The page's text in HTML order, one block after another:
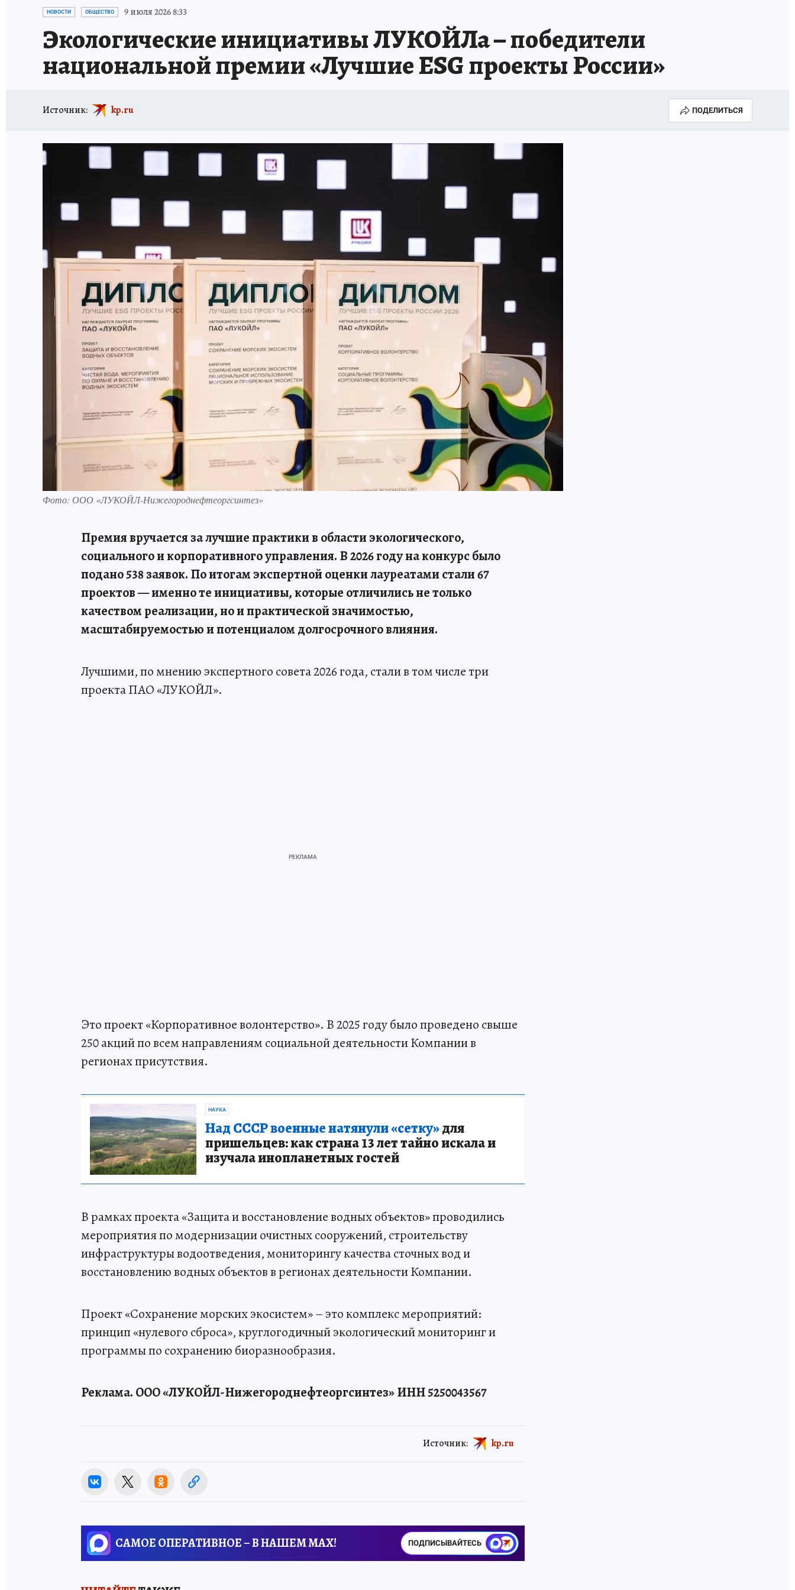
ИСПЫТАНО НА СЕБЕ
НОВОСТИ ОБЩЕСТВО 9 июля 2026 8:33
Экологические инициативы ЛУКОЙЛа – победители
национальной премии «Лучшие ESG проекты России»
Источник: kp.ru ПОДЕЛИТЬСЯ
Фото: ООО «ЛУКОЙЛ-Нижегороднефтеоргсинтез»
Премия вручается за лучшие практики в области экологического,
социального и корпоративного управления. В 2026 году на конкурс было
подано 538 заявок. По итогам экспертной оценки лауреатами стали 67
проектов — именно те инициативы, которые отличились не только
качеством реализации, но и практической значимостью,
масштабируемостью и потенциалом долгосрочного влияния.
Лучшими, по мнению экспертного совета 2026 года, стали в том числе три
проекта ПАО «ЛУКОЙЛ».
Это проект «Корпоративное волонтерство». В 2025 году было проведено свыше
250 акций по всем направлениям социальной деятельности Компании в
регионах присутствия.
НАУКА
Над СССР военные натянули «сетку»для
пришельцев: как страна 13 лет тайно искала и
изучала инопланетных гостей
В рамках проекта «Защита и восстановление водных объектов» проводились
мероприятия по модернизации очистных сооружений, строительству
инфраструктуры водоотведения, мониторингу качества сточных вод и
восстановлению водных объектов в регионах деятельности Компании.
Проект «Сохранение морских экосистем» – это комплекс мероприятий:
принцип «нулевого сброса», круглогодичный экологический мониторинг и
программы по сохранению биоразнообразия.
Реклама. ООО «ЛУКОЙЛ-Нижегороднефтеоргсинтез» ИНН 5250043567
Источник: kp.ru
САМОЕ ОПЕРАТИВНОЕ – В НАШЕМ MAX! ПОДПИСЫВАЙТЕСЬ